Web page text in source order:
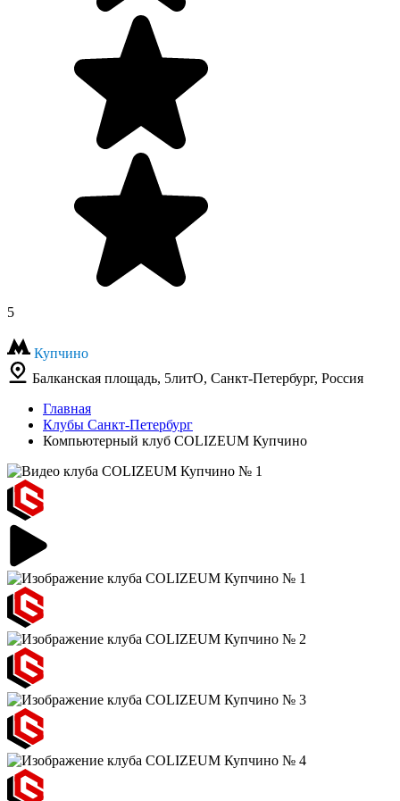
5
Купчино
Балканская площадь, 5литО, Санкт-Петербург, Россия
Главная
Клубы Санкт-Петербург
Компьютерный клуб COLIZEUM Купчино